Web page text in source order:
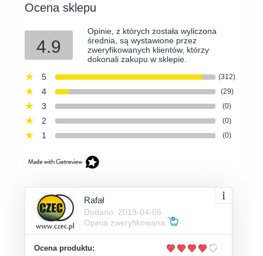
Ocena sklepu
4.9
Opinie, z których została wyliczona
średnia, są wystawione przez
zweryfikowanych klientów, którzy
dokonali zakupu w sklepie.
5
(312)
4 (29)
3 (0)
2 (0)
1 (0)
Rafał
Dodano: 2019-04-06
Opinia zweryfikowana
Ocena produktu: